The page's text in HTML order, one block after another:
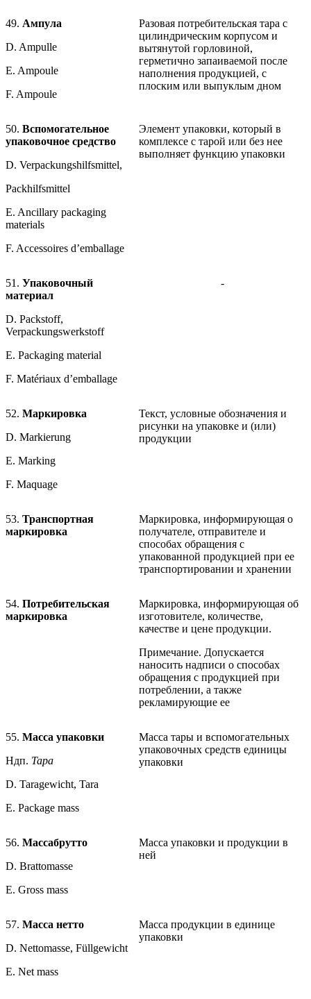
49. Ампула
D. Ampulle
E. Ampoule
F. Ampoule
Разовая потребительская тара с
цилиндрическим корпусом и
вытянутой горловиной,
герметично запаиваемой после
наполнения продукцией, с
плоским или выпуклым дном
50. Вспомогательное
упаковочное средство
D. Verpackungshilfsmittel,
Packhilfsmittel
E. Ancillary packaging
materials
F. Accessoires d’emballage
Элемент упаковки, который в
комплексе с тарой или без нее
выполняет функцию упаковки
51. Упаковочный
материал
D. Packstoff,
Verpackungswerkstoff
E. Packaging material
F. Matériaux d’emballage
-
52. Маркировка
D. Markierung
E. Marking
F. Maquage
Текст, условные обозначения и
рисунки на упаковке и (или)
продукции
53. Транспортная
маркировка
Маркировка, информирующая о
получателе, отправителе и
способах обращения с
упакованной продукцией при ее
транспортировании и хранении
54. Потребительская
маркировка
Маркировка, информирующая об
изготовителе, количестве,
качестве и цене продукции.
Примечание. Допускается
наносить надписи о способах
обращения с продукцией при
потреблении, а также
рекламирующие ее
55. Масса упаковки
Ндп. Тара
D. Taragewicht, Tara
Е. Package mass
Масса тары и вспомогательных
упаковочных средств единицы
упаковки
56. Массабрутто
D. Brattomasse
Е. Gross mass
Масса упаковки и продукции в
ней
57. Масса нетто
D. Nettomasse, Füllgewicht
Е. Net mass
Масса продукции в единице
упаковки